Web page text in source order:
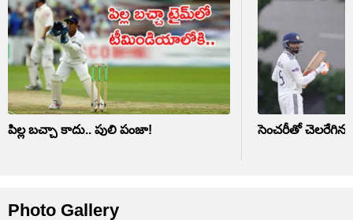
పిల్ల బచ్చా కాదు.. పులి పంజా! సెంచరీతో చెలరేగిన
Photo Gallery